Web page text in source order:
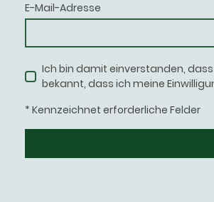
E-Mail-Adresse
Ich bin damit einverstanden,
bekannt, dass ich meine
* Kennzeichnet erforderliche Felder